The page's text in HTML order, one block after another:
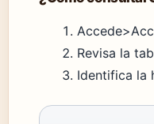
Revisa la
Identifica la